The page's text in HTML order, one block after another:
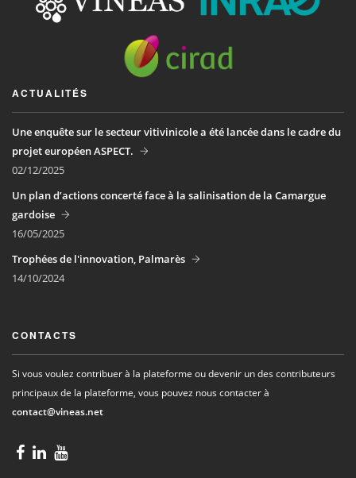
ACTUALITÉS
Une enquête sur le secteur vitivinicole a été lancée dans le cadre du
projet européen ASPECT.
02/12/2025
Un plan d’actions concerté face à la salinisation de la Camargue
gardoise
16/05/2025
Trophées de l'innovation, Palmarès
14/10/2024
CONTACTS
Si vous voulez contribuer à la plateforme ou devenir un des contributeurs
principaux de la plateforme, vous pouvez nous contacter à
contact@vineas.net